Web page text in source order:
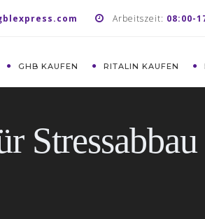
Arbeitszeit: 08:00-
GHB KAUFEN RITALIN KAUFEN
Stressabbau